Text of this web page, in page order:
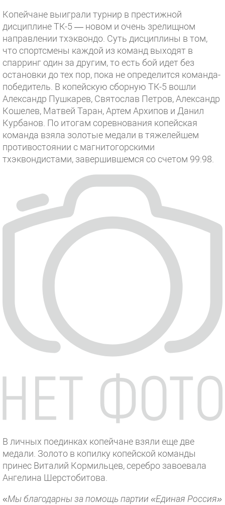
Копейчане выиграли турнир в престижной
дисциплине ТК-5 — новом и очень зрелищном
направлении тхэквондо. Суть дисциплины в том,
что спортсмены каждой из команд выходят в
спарринг один за другим, то есть бой идет без
остановки до тех пор, пока не определится команда-
победитель. В копейскую сборную ТК-5 вошли
Александр Пушкарев, Святослав Петров, Александр
Кошелев, Матвей Таран, Артем Архипов и Данил
Курбанов. По итогам соревнования копейская
команда взяла золотые медали в тяжелейшем
противостоянии с магнитогорскими
тхэквондистами, завершившемся со счетом 99:98.
В личных поединках копейчане взяли еще две
медали. Золото в копилку копейской команды
принес Виталий Кормильцев, серебро завоевала
Ангелина Шерстобитова.
«Мы благодарны за помощь партии «Единая Россия»